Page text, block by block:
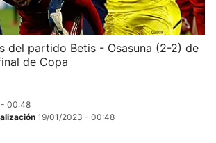
del partido Betis - Osasuna (2-2) de
de Copa
00:48
19/01/2023 - 00:48